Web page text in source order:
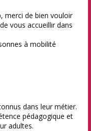
merci de bien vouloir
vous accueillir dans
à mobilité
dans leur métier.
pédagogique et
adultes.